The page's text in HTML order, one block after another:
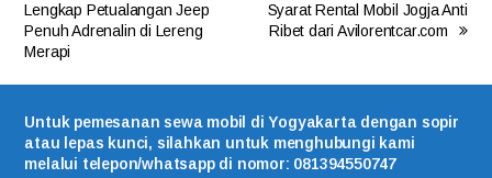
Lengkap Petualangan Jeep
Penuh Adrenalin di Lereng
Merapi
Syarat Rental Mobil Jogja Anti
Ribet dari Avilorentcar.com
Untuk pemesanan sewa mobil di Yogyakarta dengan sopir
atau lepas kunci, silahkan untuk menghubungi kami
melalui telepon/whatsapp di nomor: 081394550747